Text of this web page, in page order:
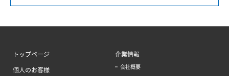
トップページ
個人のお客様
企業情報
会社概要